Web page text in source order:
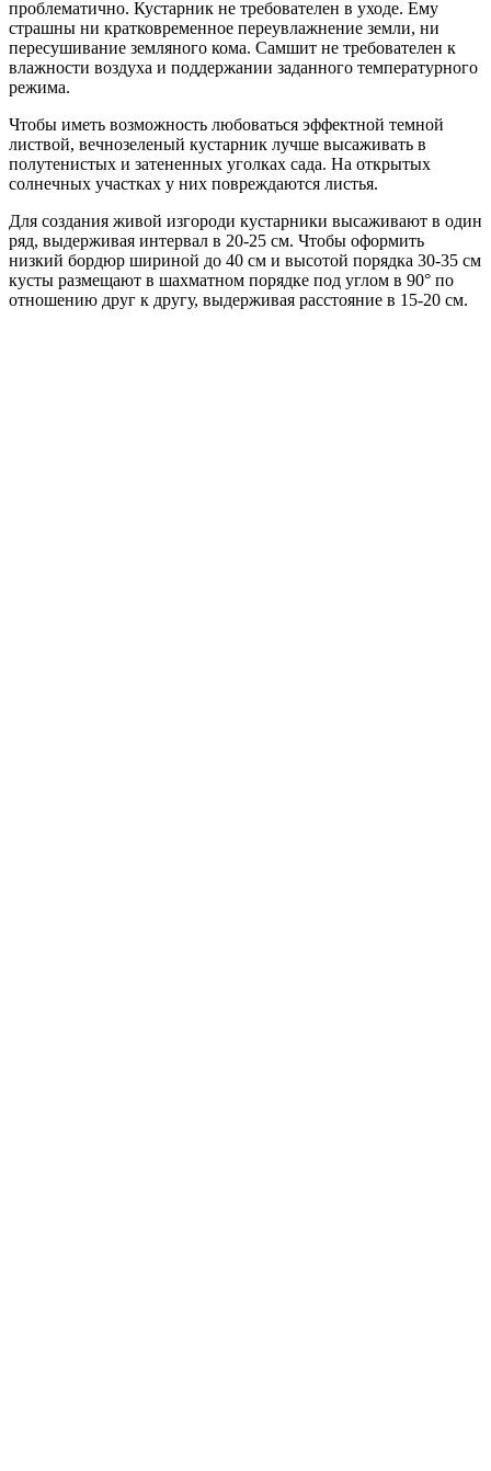
проблематично. Кустарник не требователен в уходе. Ему
страшны ни кратковременное переувлажнение земли, ни
пересушивание земляного кома. Самшит не требователен к
влажности воздуха и поддержании заданного температурного
режима.
Чтобы иметь возможность любоваться эффектной темной
листвой, вечнозеленый кустарник лучше высаживать в
полутенистых и затененных уголках сада. На открытых
солнечных участках у них повреждаются листья.
Для создания живой изгороди кустарники высаживают в один
ряд, выдерживая интервал в 20-25 см. Чтобы оформить
низкий бордюр шириной до 40 см и высотой порядка 30-35 см
кусты размещают в шахматном порядке под углом в 90° по
отношению друг к другу, выдерживая расстояние в 15-20 см.